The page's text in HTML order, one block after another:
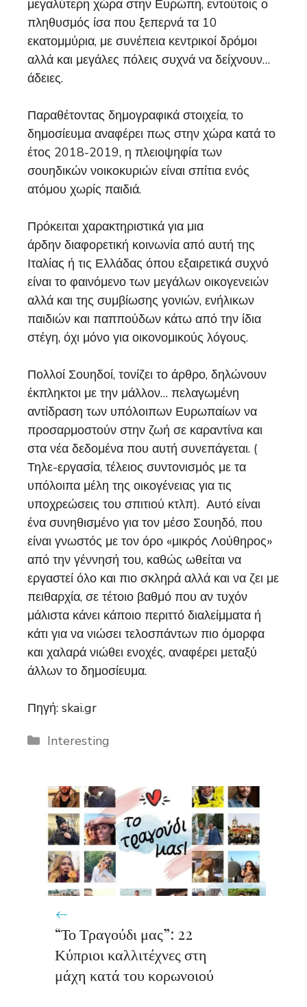
μεγαλύτερη χώρα στην Ευρώπη, εντούτοις ο
πληθυσμός ίσα που ξεπερνά τα 10
εκατομμύρια, με συνέπεια κεντρικοί δρόμοι
αλλά και μεγάλες πόλεις συχνά να δείχνουν…
άδειες.
Παραθέτοντας δημογραφικά στοιχεία, το
δημοσίευμα αναφέρει πως στην χώρα κατά το
έτος 2018-2019, η πλειοψηφία των
σουηδικών νοικοκυριών είναι σπίτια ενός
ατόμου χωρίς παιδιά.
Πρόκειται χαρακτηριστικά για μια
άρδην διαφορετική κοινωνία από αυτή της
Ιταλίας ή τις Ελλάδας όπου εξαιρετικά συχνό
είναι το φαινόμενο των μεγάλων οικογενειών
αλλά και της συμβίωσης γονιών, ενήλικων
παιδιών και παππούδων κάτω από την ίδια
στέγη, όχι μόνο για οικονομικούς λόγους.
Πολλοί Σουηδοί, τονίζει το άρθρο, δηλώνουν
έκπληκτοι με την μάλλον… πελαγωμένη
αντίδραση των υπόλοιπων Ευρωπαίων να
προσαρμοστούν στην ζωή σε καραντίνα και
στα νέα δεδομένα που αυτή συνεπάγεται. (
Τηλε-εργασία, τέλειος συντονισμός με τα
υπόλοιπα μέλη της οικογένειας για τις
υποχρεώσεις του σπιτιού κτλπ). Αυτό είναι
ένα συνηθισμένο για τον μέσο Σουηδό, που
είναι γνωστός με τον όρο «μικρός Λούθηρος»
από την γέννησή του, καθώς ωθείται να
εργαστεί όλο και πιο σκληρά αλλά και να ζει με
πειθαρχία, σε τέτοιο βαθμό που αν τυχόν
μάλιστα κάνει κάποιο περιττό διαλείμματα ή
κάτι για να νιώσει τελοσπάντων πιο όμορφα
και χαλαρά νιώθει ενοχές, αναφέρει μεταξύ
άλλων το δημοσίευμα.
Πηγή: skai.gr
Categories
Interesting
“Το Τραγούδι μας”: 22
Κύπριοι καλλιτέχνες στη
μάχη κατά του κορωνοιού